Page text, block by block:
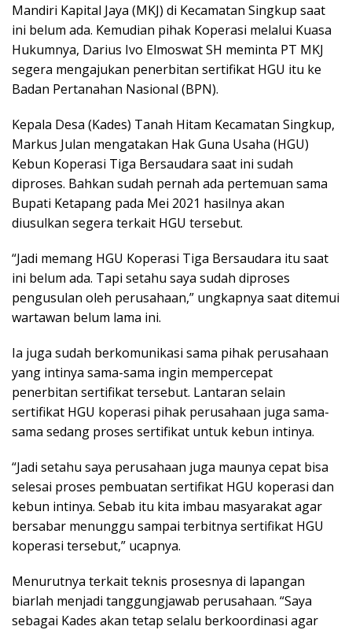
Mandiri Kapital Jaya (MKJ) di Kecamatan Singkup saat
ini belum ada. Kemudian pihak Koperasi melalui Kuasa
Hukumnya, Darius Ivo Elmoswat SH meminta PT MKJ
segera mengajukan penerbitan sertifikat HGU itu ke
Badan Pertanahan Nasional (BPN).
Kepala Desa (Kades) Tanah Hitam Kecamatan Singkup,
Markus Julan mengatakan Hak Guna Usaha (HGU)
Kebun Koperasi Tiga Bersaudara saat ini sudah
diproses. Bahkan sudah pernah ada pertemuan sama
Bupati Ketapang pada Mei 2021 hasilnya akan
diusulkan segera terkait HGU tersebut.
“Jadi memang HGU Koperasi Tiga Bersaudara itu saat
ini belum ada. Tapi setahu saya sudah diproses
pengusulan oleh perusahaan,” ungkapnya saat ditemui
wartawan belum lama ini.
Ia juga sudah berkomunikasi sama pihak perusahaan
yang intinya sama-sama ingin mempercepat
penerbitan sertifikat tersebut. Lantaran selain
sertifikat HGU koperasi pihak perusahaan juga sama-
sama sedang proses sertifikat untuk kebun intinya.
“Jadi setahu saya perusahaan juga maunya cepat bisa
selesai proses pembuatan sertifikat HGU koperasi dan
kebun intinya. Sebab itu kita imbau masyarakat agar
bersabar menunggu sampai terbitnya sertifikat HGU
koperasi tersebut,” ucapnya.
Menurutnya terkait teknis prosesnya di lapangan
biarlah menjadi tanggungjawab perusahaan. “Saya
sebagai Kades akan tetap selalu berkoordinasi agar